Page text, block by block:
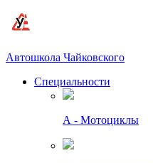
Автошкола Чайковского
Специальности
А - Мотоциклы